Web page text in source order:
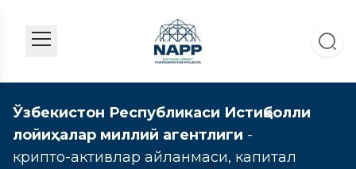
Ўзбекистон Республикаси Истиқболли
лойиҳалар миллий агентлиги -
крипто-активлар айланмаси, капитал